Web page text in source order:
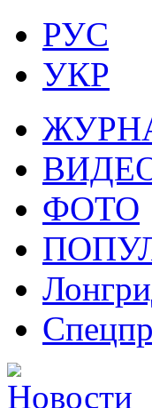
РУС
УКР
ФОТО